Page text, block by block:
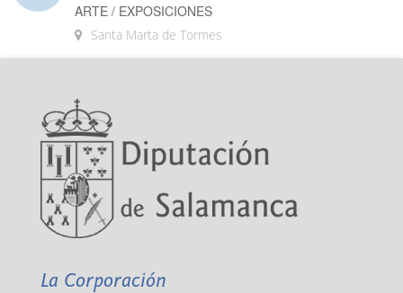
ARTE / EXPOSICIONES
Santa Marta de Tormes
La Corporación